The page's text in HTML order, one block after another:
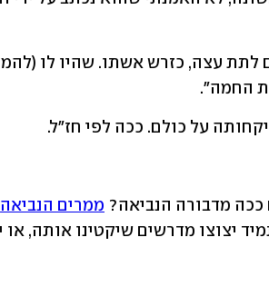
החמה".
מדבורה הנביאה? ממרים הנביאה